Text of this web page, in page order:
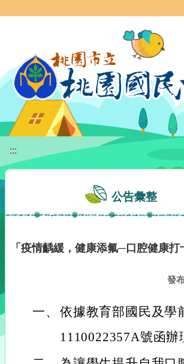
:::
公告彙整
「疫情齲緩，健康添氟─口腔健康
發
一、 依據教育部國民及學
1110022357A號函辦